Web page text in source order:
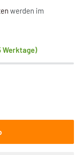
werden im
Werktage)